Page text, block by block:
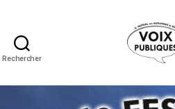
Rechercher